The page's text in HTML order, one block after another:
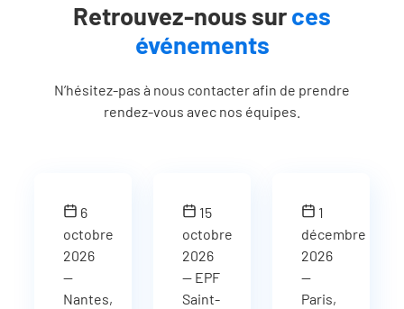
Retrouvez-nous surces
événements
N’hésitez-pas à nous contacter afin de prendre
rendez-vous avec nos équipes.
6
octobre
2026
—
Nantes,
15
octobre
2026
— EPF
Saint-
1
décembre
2026
—
Paris,